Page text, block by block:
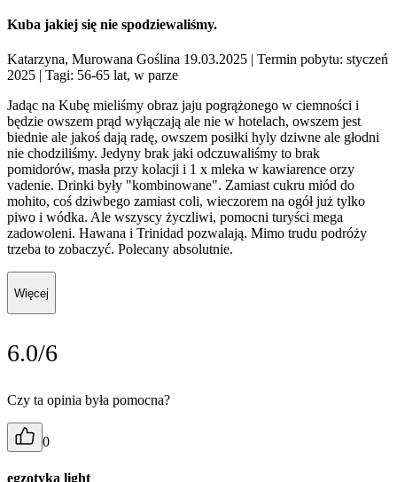
Kuba jakiej się nie spodziewaliśmy.
Katarzyna, Murowana Goślina 19.03.2025 | Termin pobytu: styczeń
2025 | Tagi: 56-65 lat, w parze
Jadąc na Kubę mieliśmy obraz jaju pogrążonego w ciemności i
będzie owszem prąd wyłączają ale nie w hotelach, owszem jest
biednie ale jakoś dają radę, owszem posiłki hyly dziwne ale głodni
nie chodziliśmy. Jedyny brak jaki odczuwaliśmy to brak
pomidorów, masła przy kolacji i 1 x mleka w kawiarence orzy
vadenie. Drinki były "kombinowane". Zamiast cukru miód do
mohito, coś dziwbego zamiast coli, wieczorem na ogół już tylko
piwo i wódka. Ale wszyscy życzliwi, pomocni turyści mega
zadowoleni. Hawana i Trinidad pozwalają. Mimo trudu podróży
trzeba to zobaczyć. Polecany absolutnie.
Więcej
6.0/6
Czy ta opinia była pomocna?
0
egzotyka light